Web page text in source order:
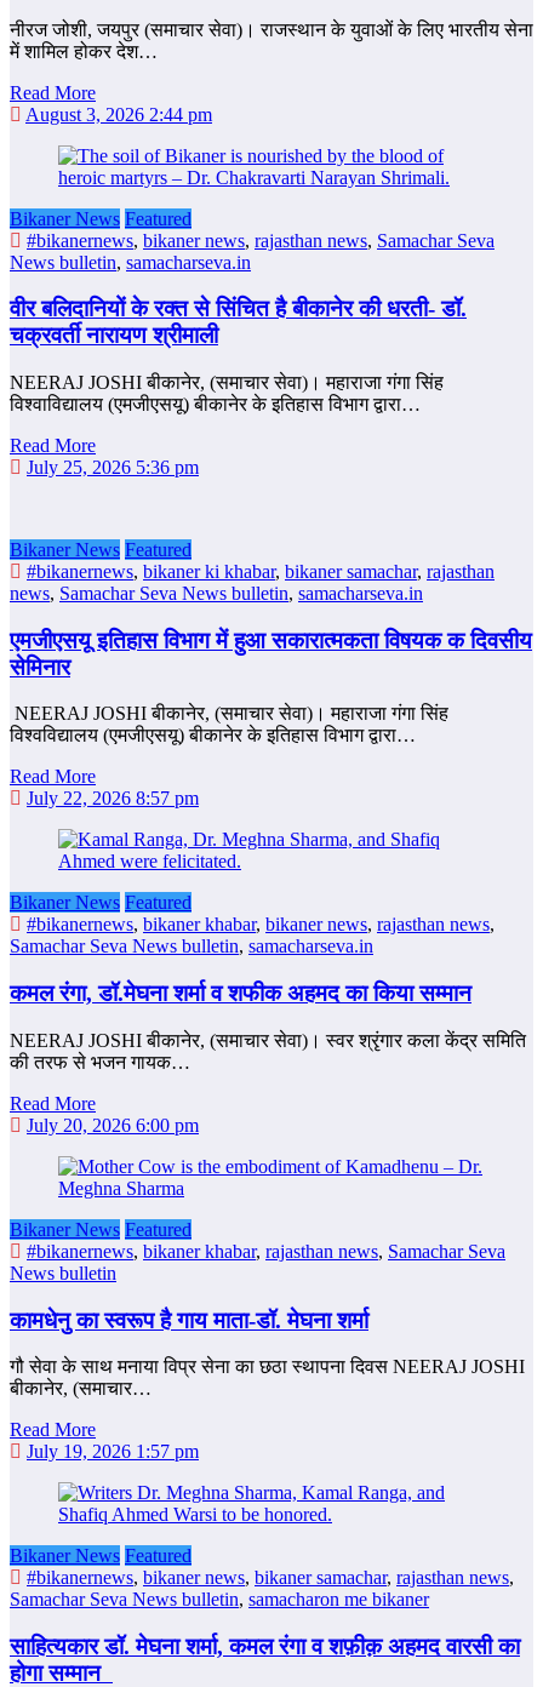
नीरज जोशी, जयपुर (समाचार सेवा)। राजस्थान के युवाओं के लिए भारतीय सेना
में शामिल होकर देश…
Read More
August 3, 2026 2:44 pm
Bikaner News Featured
#bikanernews, bikaner news, rajasthan news, Samachar Seva
News bulletin, samacharseva.in
वीर बलिदानियों के रक्त से सिंचित है बीकानेर की धरती- डॉ.
चक्रवर्ती नारायण श्रीमाली
NEERAJ JOSHI बीकानेर, (समाचार सेवा)। महाराजा गंगा सिंह
विश्वाविद्यालय (एमजीएसयू) बीकानेर के इतिहास विभाग द्वारा…
Read More
July 25, 2026 5:36 pm
Bikaner News Featured
#bikanernews, bikaner ki khabar, bikaner samachar, rajasthan
news, Samachar Seva News bulletin, samacharseva.in
एमजीएसयू इतिहास विभाग में हुआ सकारात्मकता विषयक क दिवसीय
सेमिनार
NEERAJ JOSHI बीकानेर, (समाचार सेवा)। महाराजा गंगा सिंह
विश्वविद्यालय (एमजीएसयू) बीकानेर के इतिहास विभाग द्वारा…
Read More
July 22, 2026 8:57 pm
Bikaner News Featured
#bikanernews, bikaner khabar, bikaner news, rajasthan news,
Samachar Seva News bulletin, samacharseva.in
कमल रंगा, डॉ.मेघना शर्मा व शफीक अहमद का किया सम्‍मान
NEERAJ JOSHI बीकानेर, (समाचार सेवा)। स्वर श्रृंगार कला केंद्र समिति
की तरफ से भजन गायक…
Read More
July 20, 2026 6:00 pm
Bikaner News Featured
#bikanernews, bikaner khabar, rajasthan news, Samachar Seva
News bulletin
कामधेनु का स्वरूप है गाय माता-डॉ. मेघना शर्मा
गौ सेवा के साथ मनाया विप्र सेना का छठा स्थापना दिवस NEERAJ JOSHI
बीकानेर, (समाचार…
Read More
July 19, 2026 1:57 pm
Bikaner News Featured
#bikanernews, bikaner news, bikaner samachar, rajasthan news,
Samachar Seva News bulletin, samacharon me bikaner
साहित्‍यकार डॉ. मेघना शर्मा, कमल रंगा व शफ़ीक़ अहमद वारसी का
होगा सम्‍मान